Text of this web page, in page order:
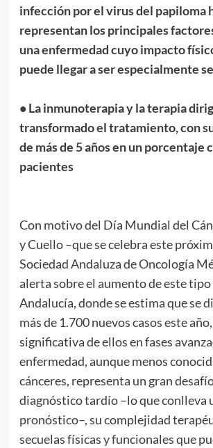
infección por el virus del papiloma
representan los principales
una enfermedad cuyo impacto
puede llegar a ser especialmente
• La inmunoterapia y la terapia
transformado el tratamiento, con
de más de 5 años en un porcentaje
pacientes
Con motivo del Día Mundial del
y Cuello –que se celebra este
Sociedad Andaluza de Oncología
alerta sobre el aumento de este
Andalucía, donde se estima que se
más de 1.700 nuevos casos este
significativa de ellos en fases
enfermedad, aunque menos
cánceres, representa un gran
diagnóstico tardío –lo que conlleva
pronóstico–, su complejidad
secuelas físicas y funcionales que